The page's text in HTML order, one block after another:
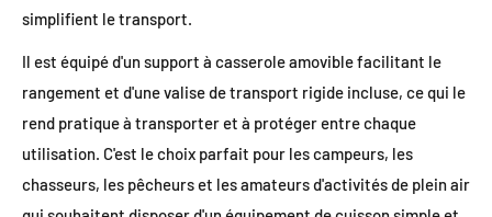
simplifient le transport.
Il est équipé d'un support à casserole amovible facilitant le
rangement et d'une valise de transport rigide incluse, ce qui le
rend pratique à transporter et à protéger entre chaque
utilisation. C'est le choix parfait pour les campeurs, les
chasseurs, les pêcheurs et les amateurs d'activités de plein air